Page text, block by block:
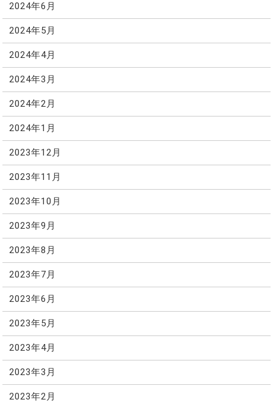
2024年6月
2024年5月
2024年4月
2024年3月
2024年2月
2024年1月
2023年12月
2023年11月
2023年10月
2023年9月
2023年8月
2023年7月
2023年6月
2023年5月
2023年4月
2023年3月
2023年2月